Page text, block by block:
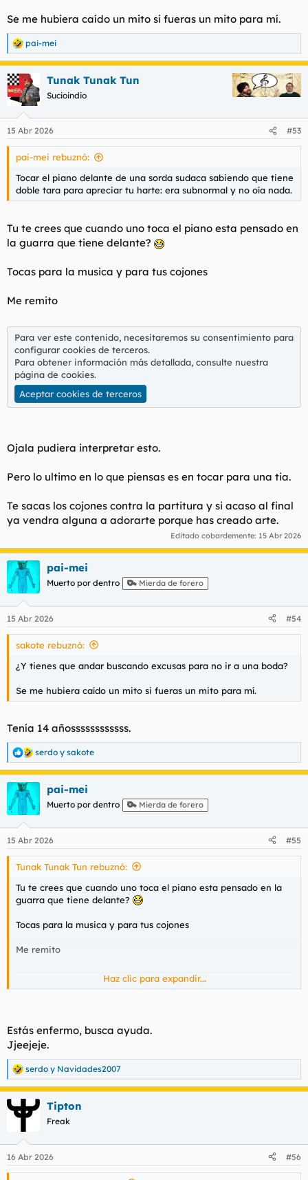
Se me hubiera caído un mito si fueras un mito para mí.
R
e
a
c
c
i
e
s
pai-mei
Tunak Tunak Tun
Sucioindio
15 Abr 2026 #53
pai-mei rebuznó:
Tocar el piano delante de una sorda sudaca sabiendo que tiene
doble tara para apreciar tu harte: era subnormal y no oía nada.
Tu te crees que cuando uno toca el piano esta pensado en
la guarra que tiene delante?
Tocas para la musica y para tus cojones
Me remito
Para ver este contenido, necesitaremos su consentimiento para
configurar cookies de terceros.
Para obtener información más detallada, consulte nuestra
página de cookies.
Aceptar cookies de terceros
Ojala pudiera interpretar esto.
Pero lo ultimo en lo que piensas es en tocar para una tia.
Te sacas los cojones contra la partitura y si acaso al final
ya vendra alguna a adorarte porque has creado arte.
Editado cobardemente: 15 Abr 2026
pai-mei
Muerto por dentro Mierda de forero
15 Abr 2026 #54
sakote rebuznó:
¿Y tienes que andar buscando excusas para no ir a una boda?
Se me hubiera caído un mito si fueras un mito para mí.
Tenía 14 añossssssssssss.
R
e
a
c
c
i
e
s
serdo y sakote
pai-mei
Muerto por dentro Mierda de forero
15 Abr 2026 #55
Tunak Tunak Tun rebuznó:
Tu te crees que cuando uno toca el piano esta pensado en la
guarra que tiene delante?
Tocas para la musica y para tus cojones
Me remito
Para ver este contenido, necesitaremos su consentimiento
Aceptar cookies de terceros
Ojala pudiera interpretar esto.
Pero lo ultimo en lo que piensas es en tocar para una tia.
Te sacas los cojones contra la partitura y si acaso al final ya
Haz clic para expandir...
Estás enfermo, busca ayuda.
Jjeejeje.
R
e
a
c
c
e
s
serdo y Navidades2007
Tipton
Freak
16 Abr 2026 #56